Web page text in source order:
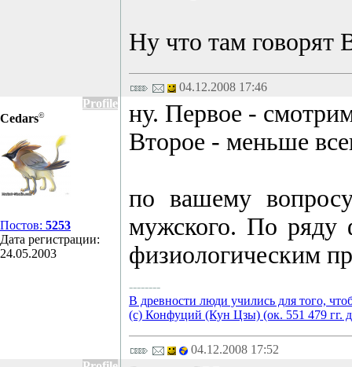
Ну что там говорят
04.12.2008 17:46
Profile
Cedars©
Постов: 5253
Дата регистрации:
24.05.2003
ну. Первое -
Второе - меньше
по вашему
мужского. По ряду
физиологическим
--------
В древности люди учились для того,
(с) Конфуций (Кун Цзы) (ок. 551 479 гг.
04.12.2008 17:52